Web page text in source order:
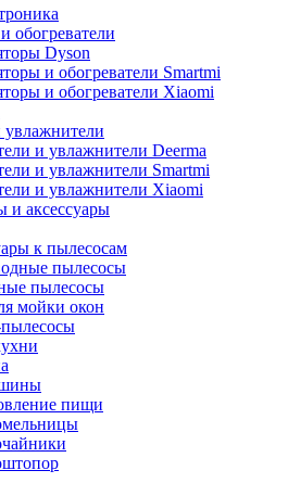
обогреватели
Dyson
и обогреватели Smartmi
и обогреватели Xiaomi
и увлажнители Deerma
и увлажнители Smartmi
и увлажнители Xiaomi
и аксессуары
к пылесосам
пылесосы
пылесосы
мойки окон
пищи